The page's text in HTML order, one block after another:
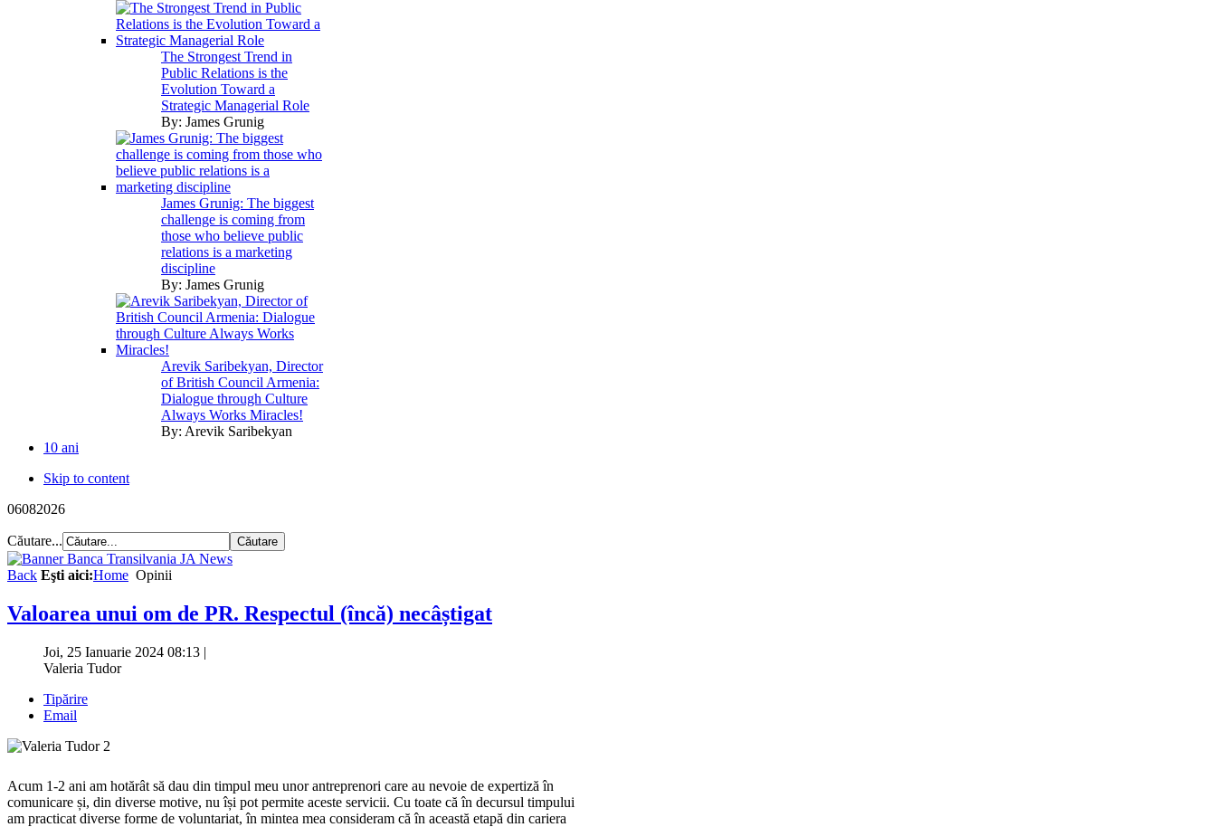
The Strongest Trend in
Public Relations is the
Evolution Toward a
Strategic Managerial Role
By: James Grunig
James Grunig: The biggest
challenge is coming from
those who believe public
relations is a marketing
discipline
By: James Grunig
Arevik Saribekyan, Director
of British Council Armenia:
Dialogue through Culture
Always Works Miracles!
By: Arevik Saribekyan
10 ani
Skip to content
06082026
Căutare...
Back Eşti aici:Home Opinii
Valoarea unui om de PR. Respectul (încă) necâștigat
Joi, 25 Ianuarie 2024 08:13 |
Valeria Tudor
Tipărire
Email
Acum 1-2 ani am hotărât să dau din timpul meu unor antreprenori care au nevoie de expertiză în
comunicare și, din diverse motive, nu își pot permite aceste servicii. Cu toate că în decursul timpului
am practicat diverse forme de voluntariat, în mintea mea consideram că în această etapă din cariera